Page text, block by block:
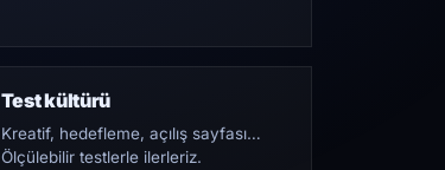
Test kültürü
Kreatif, hedefleme, açılış sayfası…
Ölçülebilir testlerle ilerleriz.